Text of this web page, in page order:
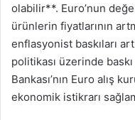
olabilir**. Euro’nun
ürünlerin fiyatlarının
enflasyonist baskıları
politikası üzerinde
Bankası’nın Euro alış
ekonomik istikrarı